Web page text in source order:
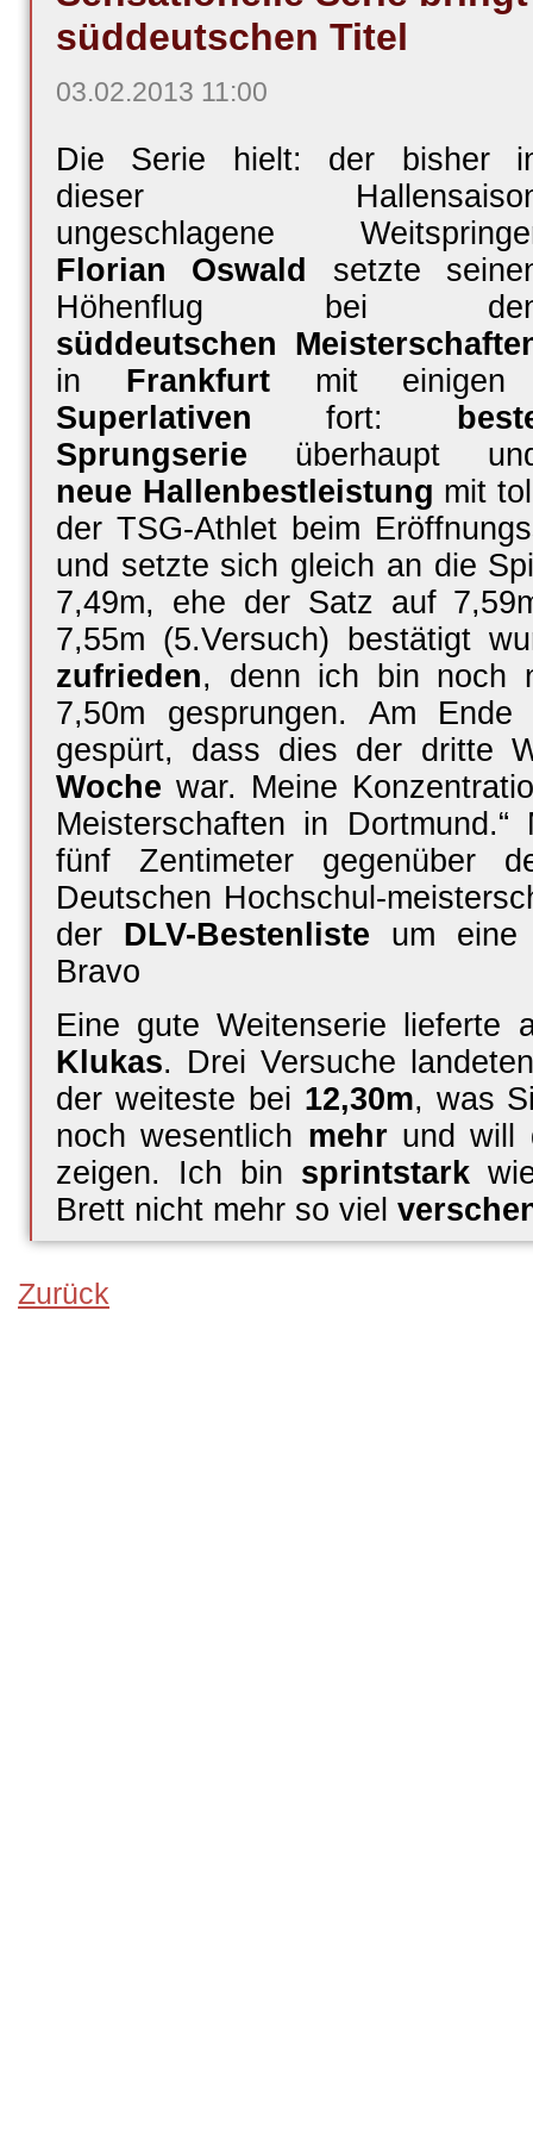
süddeutschen Titel
03.02.2013 11:00
Die Serie hielt: der bisher
dieser
ungeschlagene
Florian Oswald
setzte
Höhenflug bei
süddeutschen
in Frankfurtmit einigen
Superlativen fort:
Sprungserie überhaupt
neue Hallenbestleistung mit
der TSG-Athlet beim
und setzte sich gleich an die
7,49m, ehe der Satz auf
7,55m (5.Versuch) bestätigt
zufrieden, denn ich bin noch
7,50m gesprungen. Am
gespürt, dass dies der dritte
Woche war. Meine
Meisterschaften in
fünf Zentimeter gegenüber
Deutschen Hochschul-
der DLV-Bestenliste um
Bravo
Eine gute Weitenserie lieferte
Klukas. Drei Versuche
der weiteste bei 12,30m, was
noch wesentlich mehr und will
zeigen. Ich bin sprintstark
Brett nicht mehr so viel
Zurück